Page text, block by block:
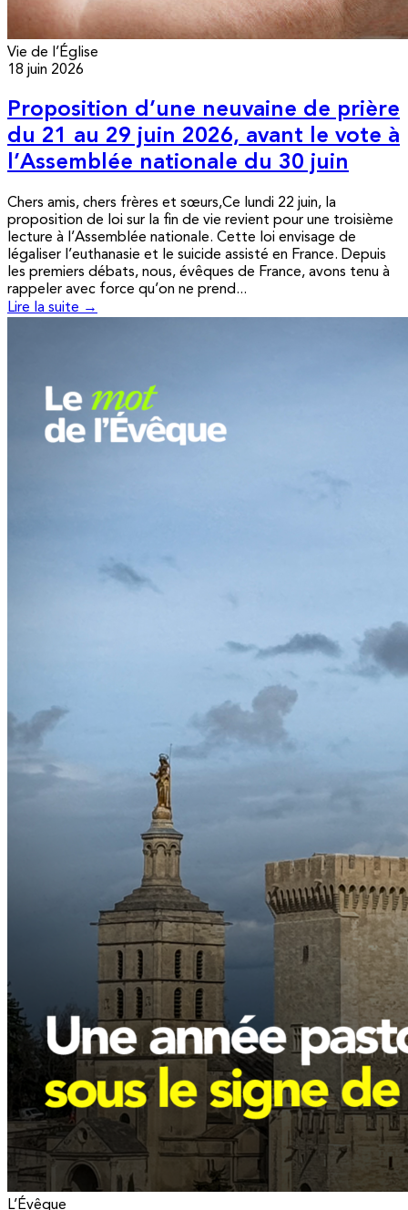
Vie de l’Église
18 juin 2026
Proposition d’une neuvaine de prière
du 21 au 29 juin 2026, avant le vote à
l’Assemblée nationale du 30 juin
Chers amis, chers frères et sœurs,Ce lundi 22 juin, la
proposition de loi sur la fin de vie revient pour une troisième
lecture à l’Assemblée nationale. Cette loi envisage de
légaliser l’euthanasie et le suicide assisté en France. Depuis
les premiers débats, nous, évêques de France, avons tenu à
rappeler avec force qu’on ne prend...
Lire la suite →
L’Évêque